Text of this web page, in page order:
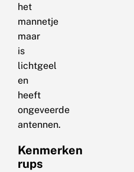
het
mannetje
maar
is
lichtgeel
en
heeft
ongeveerde
antennen.
Kenmerken
rups